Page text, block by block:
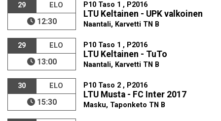
29 ELO
12:30
P10 Taso 1 , P2016
LTU Keltainen - UPK valkoinen
Naantali, Karvetti TN B
29 ELO
13:00
P10 Taso 1 , P2016
LTU Keltainen - TuTo
Naantali, Karvetti TN B
30 ELO
15:30
P10 Taso 2 , P2016
LTU Musta - FC Inter 2017
Masku, Taponketo TN B